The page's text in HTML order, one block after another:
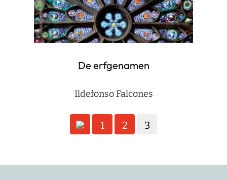
De erfgenamen
Ildefonso Falcones
1 2 3